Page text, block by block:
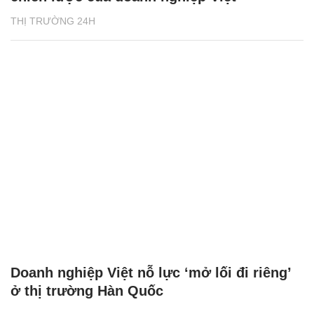
THỊ TRƯỜNG 24H
Doanh nghiệp Việt nỗ lực ‘mở lối đi riêng’
ở thị trường Hàn Quốc